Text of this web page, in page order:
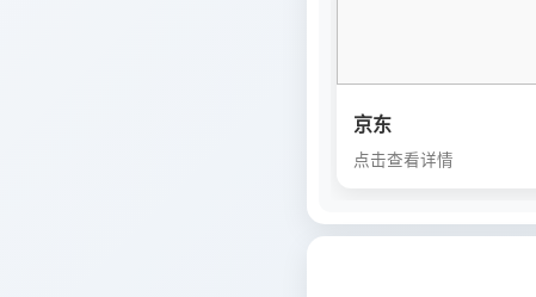
京东
点击查看详情